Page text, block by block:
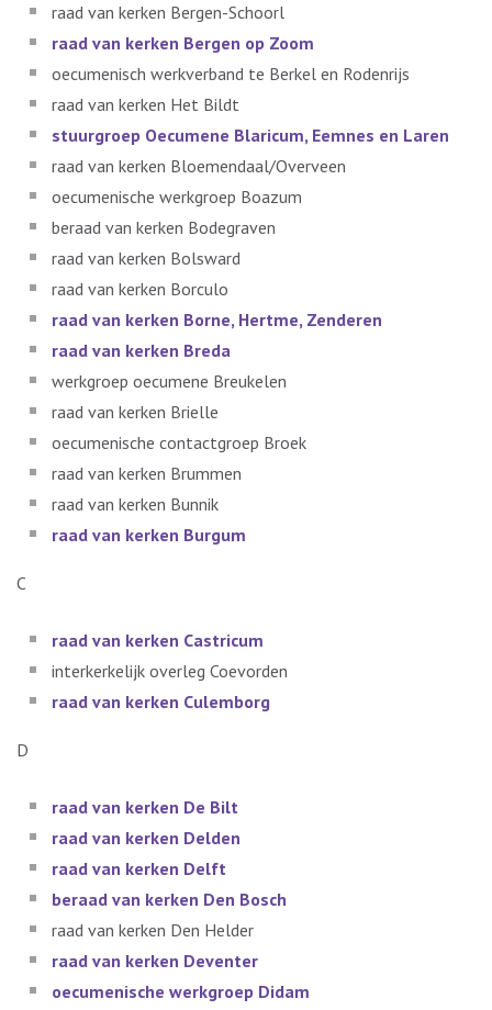
raad van kerken Bergen-Schoorl
raad van kerken Bergen op Zoom
oecumenisch werkverband te Berkel en Rodenrijs
raad van kerken Het Bildt
stuurgroep Oecumene Blaricum, Eemnes en Laren
raad van kerken Bloemendaal/Overveen
oecumenische werkgroep Boazum
beraad van kerken Bodegraven
raad van kerken Bolsward
raad van kerken Borculo
raad van kerken Borne, Hertme, Zenderen
raad van kerken Breda
werkgroep oecumene Breukelen
raad van kerken Brielle
oecumenische contactgroep Broek
raad van kerken Brummen
raad van kerken Bunnik
raad van kerken Burgum
C
raad van kerken Castricum
interkerkelijk overleg Coevorden
raad van kerken Culemborg
D
raad van kerken De Bilt
raad van kerken Delden
raad van kerken Delft
beraad van kerken Den Bosch
raad van kerken Den Helder
raad van kerken Deventer
oecumenische werkgroep Didam